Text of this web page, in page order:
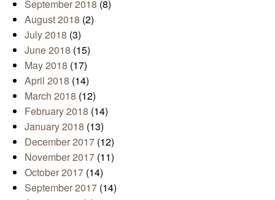
September 2018 (8)
August 2018 (2)
July 2018 (3)
June 2018 (15)
May 2018 (17)
April 2018 (14)
March 2018 (12)
February 2018 (14)
January 2018 (13)
December 2017 (12)
November 2017 (11)
October 2017 (14)
September 2017 (14)